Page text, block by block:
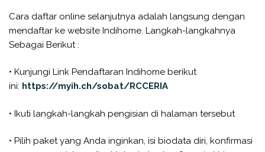
Cara daftar online selanjutnya adalah langsung dengan
mendaftar ke website Indihome. Langkah-langkahnya
Sebagai Berikut :
• Kunjungi Link Pendaftaran Indihome berikut
ini: https://myih.ch/sobat/RCCERIA
• Ikuti langkah-langkah pengisian di halaman tersebut
• Pilih paket yang Anda inginkan, isi biodata diri, konfirmasi